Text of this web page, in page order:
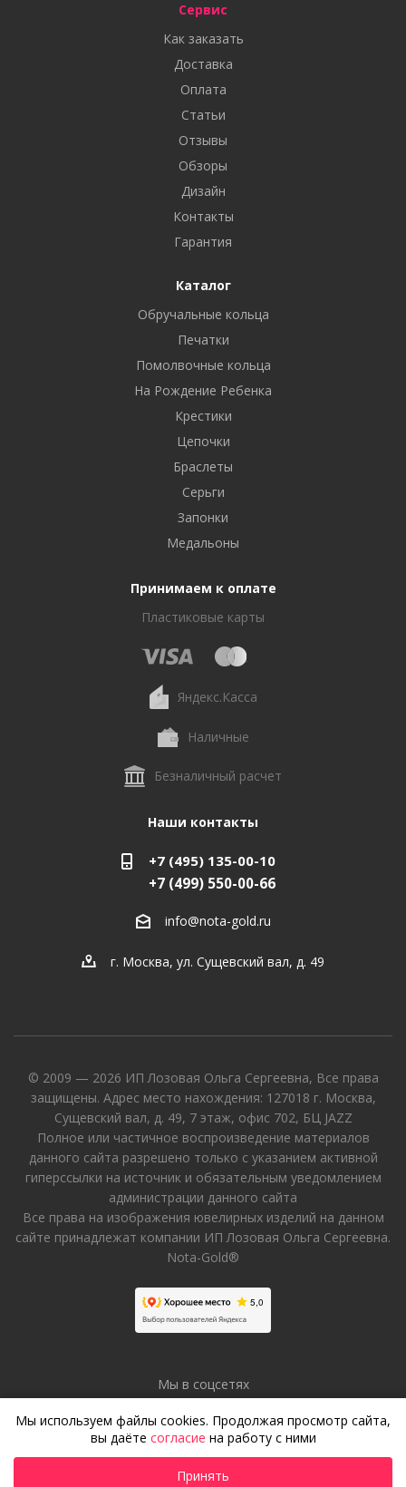
Сервис
Как заказать
Доставка
Оплата
Статьи
Отзывы
Обзоры
Дизайн
Контакты
Гарантия
Каталог
Обручальные кольца
Печатки
Помолвочные кольца
На Рождение Ребенка
Крестики
Цепочки
Браслеты
Серьги
Запонки
Медальоны
Принимаем к оплате
Пластиковые карты
Яндекс.Касса
Наличные
Безналичный расчет
Наши контакты
+7 (495) 135-00-10
+7 (499) 550-00-66
info@nota-gold.ru
г. Москва, ул. Сущевский вал, д. 49
© 2009 — 2026 ИП Лозовая Ольга Сергеевна, Все права
защищены. Адрес место нахождения: 127018 г. Москва,
Сущевский вал, д. 49, 7 этаж, офис 702, БЦ JAZZ
Полное или частичное воспроизведение материалов
данного сайта разрешено только с указанием активной
гиперссылки на источник и обязательным уведомлением
администрации данного сайта
Все права на изображения ювелирных изделий на данном
сайте принадлежат компании ИП Лозовая Ольга Сергеевна.
Nota-Gold®
Мы в соцсетях
Мы используем файлы cookies. Продолжая просмотр сайта,
вы даёте согласие на работу с ними
Принять